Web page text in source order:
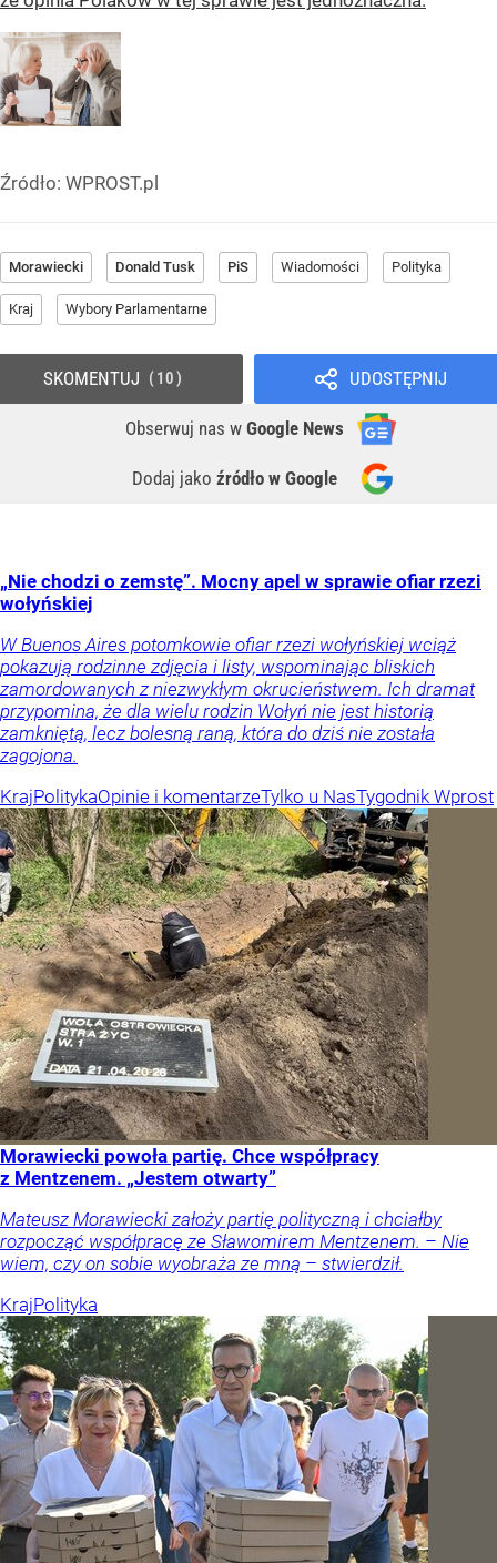
Źródło: WPROST.pl
Morawiecki Donald Tusk PiS Wiadomości Polityka
Kraj Wybory Parlamentarne
UDOSTĘPNIJ
Obserwuj nas w Google News
Dodaj jako źródło w Google
SKOMENTUJ 10
„Nie chodzi o zemstę”. Mocny apel w sprawie ofiar rzezi
wołyńskiej
W Buenos Aires potomkowie ofiar rzezi wołyńskiej wciąż
pokazują rodzinne zdjęcia i listy, wspominając bliskich
zamordowanych z niezwykłym okrucieństwem. Ich dramat
przypomina, że dla wielu rodzin Wołyń nie jest historią
zamkniętą, lecz bolesną raną, która do dziś nie została
zagojona.
KrajPolitykaOpinie i komentarzeTylko u NasTygodnik Wprost
Morawiecki powoła partię. Chce współpracy
z Mentzenem. „Jestem otwarty”
Mateusz Morawiecki założy partię polityczną i chciałby
rozpocząć współpracę ze Sławomirem Mentzenem. – Nie
wiem, czy on sobie wyobraża ze mną – stwierdził.
KrajPolityka